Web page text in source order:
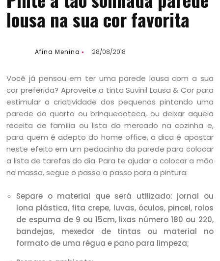
lousa na sua cor favorita
Afina Menina 28/08/2018
Você já pensou em ter uma parede lousa com a sua
cor preferida? Aproveite a tinta Suvinil Lousa & Cor para
estimular a criatividade dos pequenos pintando uma
parede do quarto ou brinquedoteca, ou deixar aquela
receita de família ou lista do mercado na cozinha e,
para quem é adepto do home office, a dica é apostar
neste efeito em um pedacinho da parede para colocar
a lista de tarefas do dia. Para te ajudar a colocar a mão
na massa, segue o passo a passo para a pintura:
Separe o material que será utilizado: jornal ou
lona plástica, fita crepe, luvas, óculos, pincel, rolos
de espuma de 9 ou 15cm, lixas número 180 ou 220,
bandejas, mexedor de tintas ou material no
formato de uma régua e pano para limpeza;